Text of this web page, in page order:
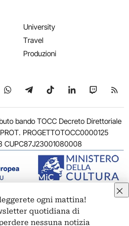
University
Travel
Produzioni
su YouTube
Seguici su WhatsApp
Seguici su Telegram
Seguici su TikTok
Seguici su
Seguici
bando TOCC Decreto Direttoriale
PROGETTOTOCC0000125
CUPC87J23001080008
– Corso Vittorio Emanuele II, 287 –
ogni mattina!
quotidiana di
nessuna notizia